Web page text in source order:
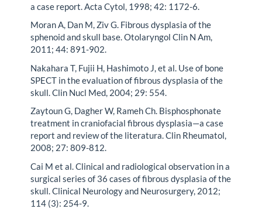
a case report. Acta Cytol, 1998; 42: 1172-6.
Moran A, Dan M, Ziv G. Fibrous dysplasia of the
sphenoid and skull base. Otolaryngol Clin N Am,
2011; 44: 891-902.
Nakahara T, Fujii H, Hashimoto J, et al. Use of bone
SPECT in the evaluation of fibrous dysplasia of the
skull. Clin Nucl Med, 2004; 29: 554.
Zaytoun G, Dagher W, Rameh Ch. Bisphosphonate
treatment in craniofacial fibrous dysplasia—a case
report and review of the literatura. Clin Rheumatol,
2008; 27: 809-812.
Cai M et al. Clinical and radiological observation in a
surgical series of 36 cases of fibrous dysplasia of the
skull. Clinical Neurology and Neurosurgery, 2012;
114 (3): 254-9.